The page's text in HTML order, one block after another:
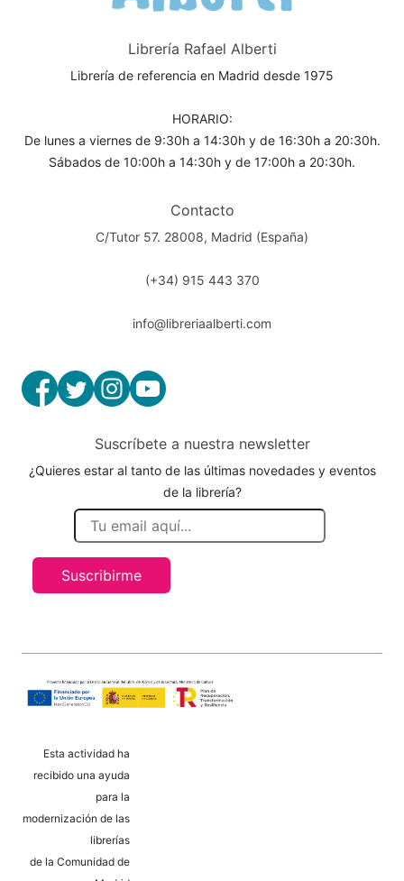
Librería Rafael Alberti
Librería de referencia en Madrid desde 1975
HORARIO:
De lunes a viernes de 9:30h a 14:30h y de 16:30h a 20:30h.
Sábados de 10:00h a 14:30h y de 17:00h a 20:30h.
Contacto
C/Tutor 57. 28008, Madrid (España)
(+34) 915 443 370
info@libreriaalberti.com
Suscríbete a nuestra newsletter
¿Quieres estar al tanto de las últimas novedades y eventos
de la librería?
Suscribirme
Esta actividad ha
recibido una ayuda
para la
modernización de las
librerías
de la Comunidad de